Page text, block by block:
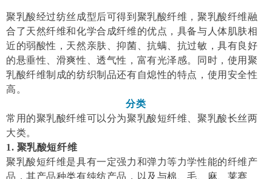
聚乳酸经过纺丝成型后可得到聚乳酸纤维，聚乳酸纤维融
合了天然纤维和化学合成纤维的优点，具备与人体肌肤相
近的弱酸性，天然亲肤、抑菌、抗螨、抗过敏，具有良好
的悬垂性、滑爽性、透气性，富有光泽感。同时，使用聚
乳酸纤维制成的纺织制品还有自熄性的特点，使用安全性
高。
分类
常用的聚乳酸纤维可以分为聚乳酸短纤维、聚乳酸长丝两
大类。
1. 聚乳酸短纤维
聚乳酸短纤维是具有一定强力和弹力等力学性能的纤维产
品，其产品种类有纯纺产品，以及与棉、毛、麻、莱赛